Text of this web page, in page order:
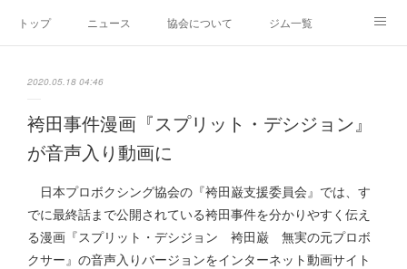
トップ ニュース 協会について ジム一覧
2020.05.18 04:46
袴田事件漫画『スプリット・デシジョン』
が音声入り動画に
日本プロボクシング協会の『袴田巌支援委員会』では、す
でに最終話まで公開されている袴田事件を分かりやすく伝え
る漫画『スプリット・デシジョン 袴田巌 無実の元プロボ
クサー』の音声入りバージョンをインターネット動画サイト